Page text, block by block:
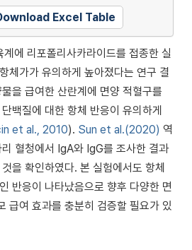
Excel Table
계에 리포폴리사카라이드를 접종한 실
체가가 유의하게 높아졌다는 연구 결
을 급여한 산란계에 면양 적혈구를
백질에 대한 항체 반응이 유의하게
et al., 2010). Sun et al.(2020) 역
혈청에서 IgA와 IgG를 조사한 결과
을 확인하였다. 본 실험에서도 항체
반응이 나타났음으로 향후 다양한 면
급여 효과를 충분히 검증할 필요가 있